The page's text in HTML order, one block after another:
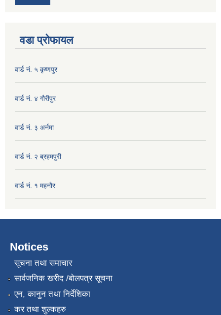
वडा प्रोफायल
वार्ड नं. ५ कृष्णपुर
वार्ड नं. ४ गाैरीपुर
वार्ड नं. ३ अर्नमा
वार्ड नं. २ ब्रहमपुरी
वार्ड नं. १ महनाैर
Notices
सूचना तथा समाचार
सार्वजनिक खरीद /बोलपत्र सूचना
एन, कानुन तथा निर्देशिका
कर तथा शुल्कहरु